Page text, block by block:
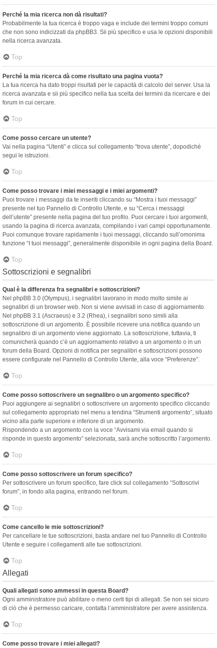
Perché la mia ricerca non dà risultati?
Probabilmente la tua ricerca è troppo vaga e include dei termini troppo comuni
che non sono indicizzati da phpBB3. Sii più specifico e usa le opzioni disponibili
nella ricerca avanzata.
Top
Perché la mia ricerca dà come risultato una pagina vuota?
La tua ricerca ha dato troppi risultati per le capacità di calcolo del server. Usa la
ricerca avanzata e sii più specifico nella tua scelta dei termini da ricercare e dei
forum in cui cercare.
Top
Come posso cercare un utente?
Vai nella pagina “Utenti” e clicca sul collegamento “trova utente”, dopodiché
segui le istruzioni.
Top
Come posso trovare i miei messaggi e i miei argomenti?
Puoi trovare i messaggi da te inseriti cliccando su “Mostra i tuoi messaggi”
presente nel tuo Pannello di Controllo Utente, e su “Cerca i messaggi
dell’utente” presente nella pagina del tuo profilo. Puoi cercare i tuoi argomenti,
usando la pagina di ricerca avanzata, compilando i vari campi opportunamente.
Puoi comunque trovare rapidamente i tuoi messaggi, cliccando sull’omonima
funzione “I tuoi messaggi”, generalmente disponibile in ogni pagina della Board.
Top
Sottoscrizioni e segnalibri
Qual è la differenza fra segnalibri e sottoscrizioni?
Nel phpBB 3.0 (Olympus), i segnalibri lavorano in modo molto simile ai
segnalibri di un browser web. Non si viene avvisati in caso di aggiornamento.
Nel phpBB 3.1 (Ascraeus) e 3.2 (Rhea), i segnalibri sono simili alla
sottoscrizione di un argomento. È possibile ricevere una notifica quando un
segnalibro di un argomento viene aggiornato. La sottoscrizione, tuttavia, ti
comunicherà quando c’è un aggiornamento relativo a un argomento o in un
forum della Board. Opzioni di notifica per segnalibri e sottoscrizioni possono
essere configurate nel Pannello di Controllo Utente, alla voce “Preferenze”.
Top
Come posso sottoscrivere un segnalibro o un argomento specifico?
Puoi aggiungere ai segnalibri o sottoscrivere un argomento specifico cliccando
sul collegamento appropriato nel menu a tendina “Strumenti argomento”, situato
vicino alla parte superiore e inferiore di un argomento.
Rispondendo a un argomento con la voce “Avvisami via email quando si
risponde in questo argomento” selezionata, sarà anche sottoscritto l’argomento.
Top
Come posso sottoscrivere un forum specifico?
Per sottoscrivere un forum specifico, fare click sul collegamento “Sottoscrivi
forum”, in fondo alla pagina, entrando nel forum.
Top
Come cancello le mie sottoscrizioni?
Per cancellare le tue sottoscrizioni, basta andare nel tuo Pannello di Controllo
Utente e seguire i collegamenti alle tue sottoscrizioni.
Top
Allegati
Quali allegati sono ammessi in questa Board?
Ogni amministratore può abilitare o meno certi tipi di allegati. Se non sei sicuro
di ciò che è permesso caricare, contatta l’amministratore per avere assistenza.
Top
Come posso trovare i miei allegati?